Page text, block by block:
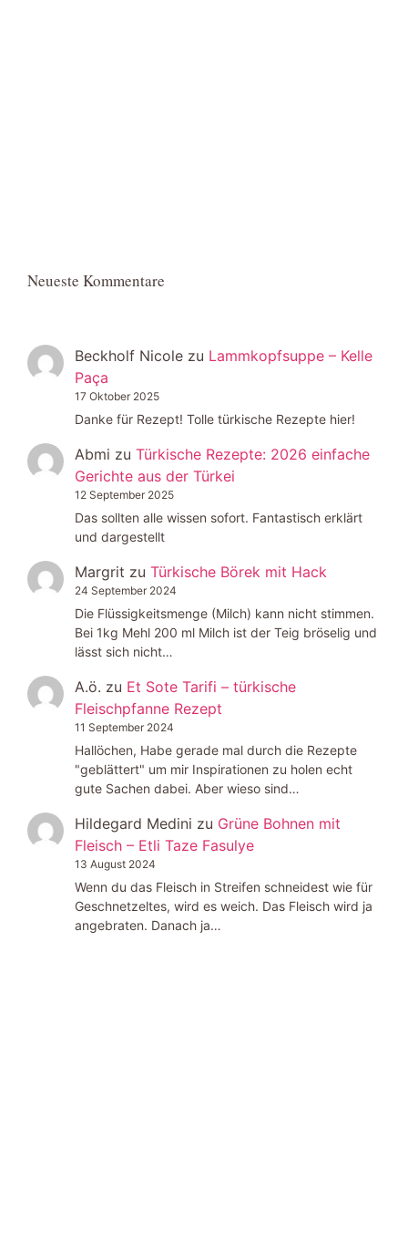
Neueste Kommentare
Beckholf Nicole zu Lammkopfsuppe – Kelle
Paça
17 Oktober 2025
Danke für Rezept! Tolle türkische Rezepte hier!
Abmi zu Türkische Rezepte: 2026 einfache
Gerichte aus der Türkei
12 September 2025
Das sollten alle wissen sofort. Fantastisch erklärt
und dargestellt
Margrit zu Türkische Börek mit Hack
24 September 2024
Die Flüssigkeitsmenge (Milch) kann nicht stimmen.
Bei 1kg Mehl 200 ml Milch ist der Teig bröselig und
lässt sich nicht…
A.ö. zu Et Sote Tarifi – türkische
Fleischpfanne Rezept
11 September 2024
Hallöchen, Habe gerade mal durch die Rezepte
"geblättert" um mir Inspirationen zu holen echt
gute Sachen dabei. Aber wieso sind…
Hildegard Medini zu Grüne Bohnen mit
Fleisch – Etli Taze Fasulye
13 August 2024
Wenn du das Fleisch in Streifen schneidest wie für
Geschnetzeltes, wird es weich. Das Fleisch wird ja
angebraten. Danach ja…